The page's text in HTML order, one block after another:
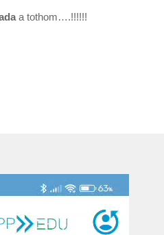
a tothom….!!!!!!